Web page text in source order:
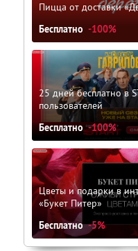
Пицца от доставки
Бесплатно -100%
25 дней бесплатно в
пользователей
Бесплатно -100%
Цветы и подарки в
«Букет Питер»
Бесплатно -5%